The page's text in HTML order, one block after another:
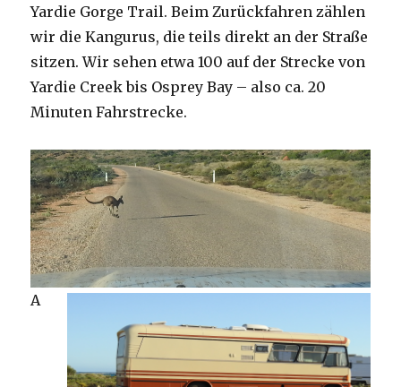
Yardie Gorge Trail. Beim Zurückfahren zählen
wir die Kangurus, die teils direkt an der Straße
sitzen. Wir sehen etwa 100 auf der Strecke von
Yardie Creek bis Osprey Bay – also ca. 20
Minuten Fahrstrecke.
A